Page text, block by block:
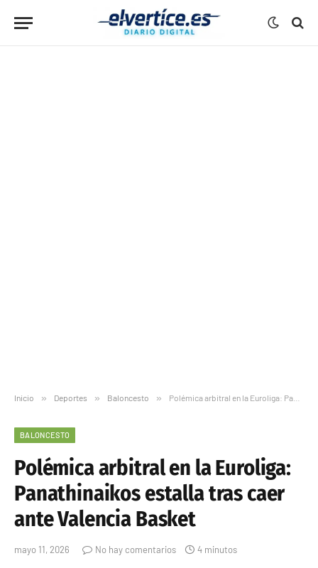
Inicio » Deportes » Baloncesto » Polémica arbitral en la Euroliga: Panathinaikos estalla tras caer ante Valencia Basket
BALONCESTO
Polémica arbitral en la Euroliga:
Panathinaikos estalla tras caer
ante Valencia Basket
mayo 11, 2026 No hay comentarios 4 minutos